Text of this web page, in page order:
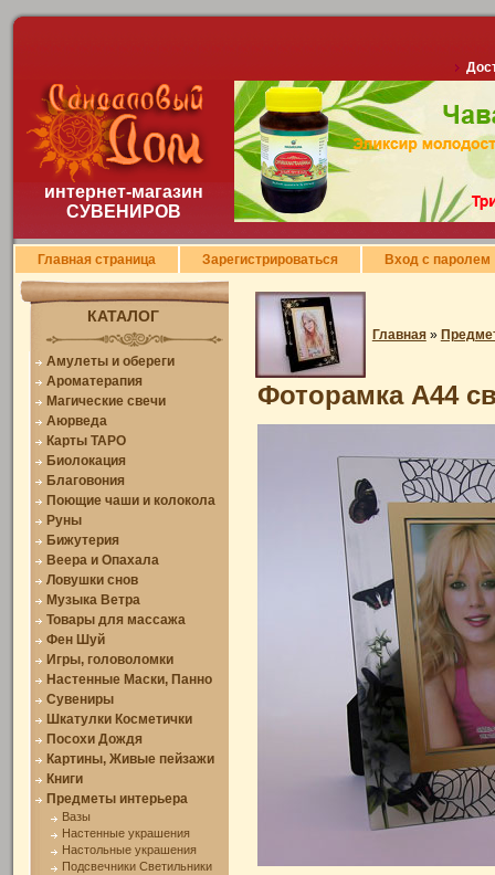
интернет-магазин
СУВЕНИРОВ
Главная страница Зарегистрироваться Вход с паролем
КАТАЛОГ
Амулеты и обереги
Ароматерапия
Магические свечи
Аюрведа
Карты ТАРО
Биолокация
Благовония
Поющие чаши и колокола
Руны
Бижутерия
Веера и Опахала
Ловушки снов
Музыка Ветра
Товары для массажа
Фен Шуй
Игры, головоломки
Настенные Маски, Панно
Сувениры
Шкатулки Косметички
Посохи Дождя
Картины, Живые пейзажи
Книги
Предметы интерьера
Вазы
Настенные украшения
Настольные украшения
Подсвечники Светильники
Главная»
Фоторамка A44